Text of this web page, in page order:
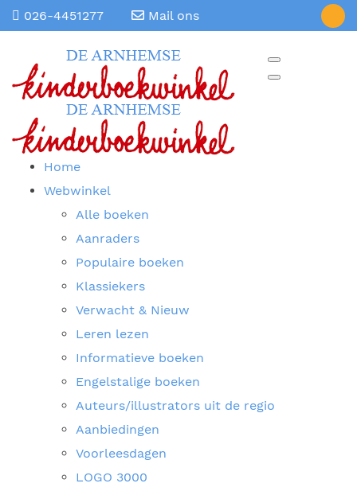
026-4451277 Mail ons
Home
Webwinkel
Alle boeken
Aanraders
Populaire boeken
Klassiekers
Verwacht & Nieuw
Leren lezen
Informatieve boeken
Engelstalige boeken
Auteurs/illustrators uit de regio
Aanbiedingen
Voorleesdagen
LOGO 3000